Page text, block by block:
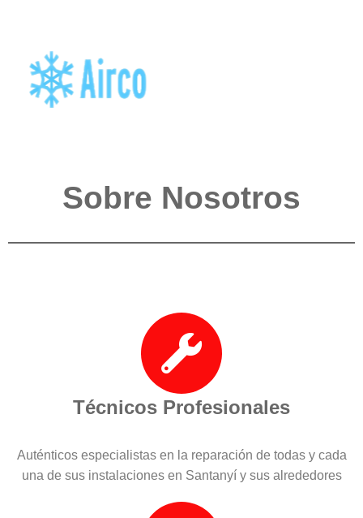
Sobre Nosotros
Técnicos Profesionales
Auténticos especialistas en la reparación de todas y cada
una de sus instalaciones en Santanyí y sus alrededores